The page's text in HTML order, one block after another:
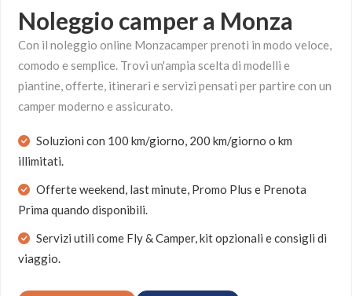
Noleggio camper a Monza
Con il noleggio online Monzacamper prenoti in modo veloce,
comodo e semplice. Trovi un'ampia scelta di modelli e
piantine, offerte, itinerari e servizi pensati per partire con un
camper moderno e assicurato.
Soluzioni con 100 km/giorno, 200 km/giorno o km
illimitati.
Offerte weekend, last minute, Promo Plus e Prenota
Prima quando disponibili.
Servizi utili come Fly & Camper, kit opzionali e consigli di
viaggio.